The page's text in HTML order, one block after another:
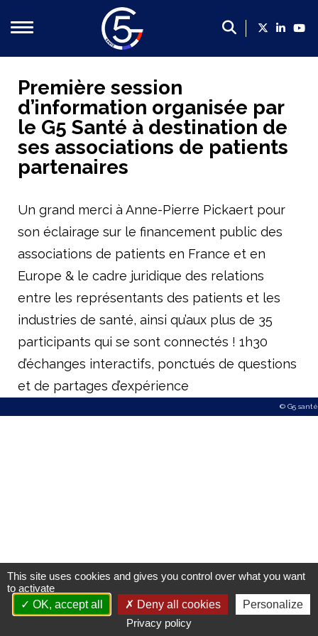
Qui sommes-nous ?
Présentation du G5 Santé
Présentation des dirigeants
Un poids économique majeur
Les membres du G5 santé
Nos propositions
Faire de la France le leader européen de l’innovation
Créer un cadre plus favorable en soutien de la
Améliorer l’accès aux produits innovants
Concrétiser la dimension stratégique de la filière santé
Le livre blanc du G5 Santé 2017-2022
Publications
Actualités du G5
Première session
d’information organisée par
le G5 Santé à destination de
ses associations de patients
partenaires
Un grand merci à Anne-Pierre Pickaert pour
son éclairage sur le financement public des
associations de patients en France et en
Europe & le cadre juridique des relations
entre les représentants des patients et les
industries de santé, ainsi qu’aux plus de 35
participants qui se sont connectés ! 1h30
d’échanges interactifs, ponctués de questions
et de partages d’expérience
© G5 santé
This site uses cookies and gives you control over what you want
to activate
OK, accept all
Deny all cookies
Personalize
Privacy policy